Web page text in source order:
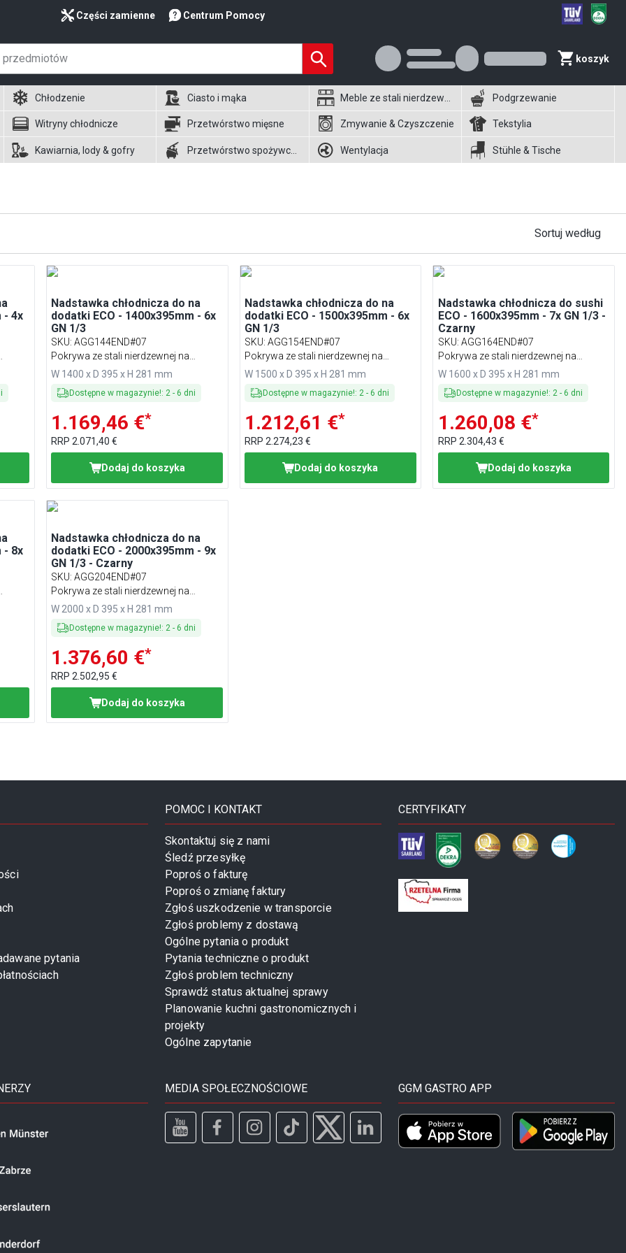
Części zamienne Centrum Pomocy
koszyk
Chłodzenie Ciasto i mąka Podgrzewanie
Witryny chłodnicze Przetwórstwo mięsne Zmywanie & Czyszczenie Tekstylia
Kawiarnia, lody & gofry Wentylacja Stühle & Tische
Sortuj według
- 4x
Nadstawka chłodnicza do na
dodatki ECO - 1400x395mm - 6x
GN 1/3
SKU:AGG144END#07
Pokrywa ze stali nierdzewnej na
zawiasach
W 1400 x D 395 x H 281 mm
Dostępne w magazynie!: 2 - 6 dni
1.169,46 €*
RRP2.071,40 €
Dodaj do koszyka
Nadstawka chłodnicza do na
dodatki ECO - 1500x395mm - 6x
GN 1/3
SKU:AGG154END#07
Pokrywa ze stali nierdzewnej na
zawiasach
W 1500 x D 395 x H 281 mm
Dostępne w magazynie!: 2 - 6 dni
1.212,61 €*
RRP2.274,23 €
Dodaj do koszyka
Nadstawka chłodnicza do sushi
ECO - 1600x395mm - 7x GN 1/3 -
Czarny
SKU: AGG164END#07
Pokrywa ze stali nierdzewnej na
zawiasach
W 1600 x D 395 x H 281 mm
Dostępne w magazynie!: 2- 6 dni
1.260,08 €*
RRP 2.304,43 €
Dodaj do koszyka
- 8x
Nadstawka chłodnicza do na
dodatki ECO - 2000x395mm - 9x
GN 1/3 - Czarny
SKU:AGG204END#07
Pokrywa ze stali nierdzewnej na
zawiasach
W 2000 x D 395 x H 281 mm
Dostępne w magazynie!: 2 - 6 dni
1.376,60 €*
RRP2.502,95 €
Dodaj do koszyka
pytania
POMOC I KONTAKT
Skontaktuj się z nami
Śledź przesyłkę
Poproś o fakturę
Poproś o zmianę faktury
Zgłoś uszkodzenie w transporcie
Zgłoś problemy z dostawą
Ogólne pytania o produkt
Pytania techniczne o produkt
Zgłoś problem techniczny
Sprawdź status aktualnej sprawy
Planowanie kuchni gastronomicznych i
projekty
Ogólne zapytanie
CERTYFIKATY
MEDIA SPOŁECZNOŚCIOWE GGM GASTRO APP